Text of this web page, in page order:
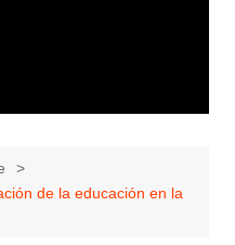
de la educación en la